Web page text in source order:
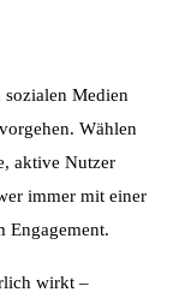
Medien
Wählen
aktive Nutzer
immer mit einer
Engagement.
wirkt –